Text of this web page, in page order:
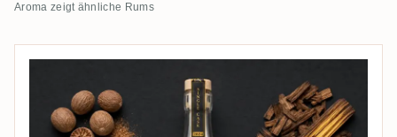
Aroma zeigt ähnliche Rums